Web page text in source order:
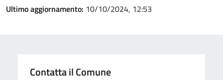
Ultimo aggiornamento: 10/10/2024, 12:53
Contatta il Comune